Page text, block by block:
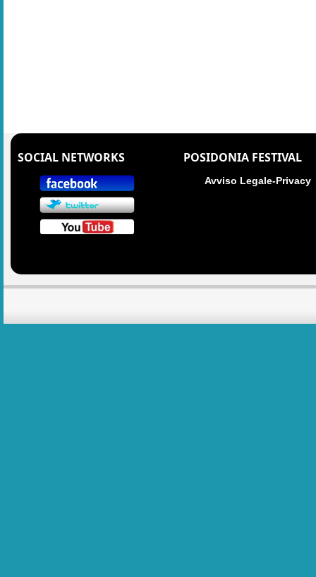
SOCIAL NETWORKS POSIDONIA FESTIVAL
Avviso Legale-Privacy